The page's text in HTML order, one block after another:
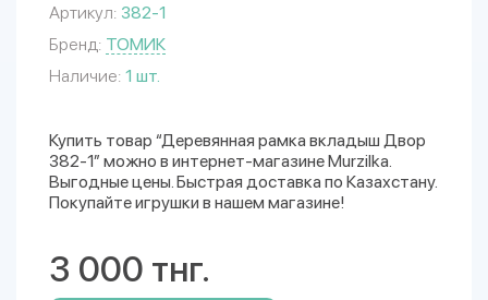
Артикул: 382-1
Бренд: ТОМИК
Наличие: 1 шт.
Купить товар “Деревянная рамка вкладыш Двор
382-1” можно в интернет-магазине Murzilka.
Выгодные цены. Быстрая доставка по Казахстану.
Покупайте игрушки в нашем магазине!
3 000 тнг.